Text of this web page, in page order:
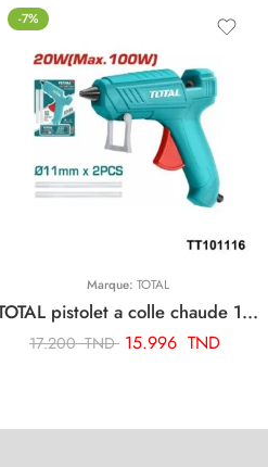
-7%
Marque: TOTAL
TOTAL pistolet a colle chaude 100w TT101116
17.200TND 15.996 TND